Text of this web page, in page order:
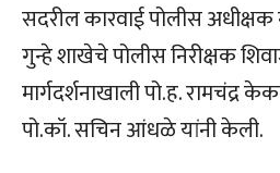
सदरील कारवाई पोलीस
गुन्हे शाखेचे पोलीस निरीक्षक
मार्गदर्शनाखाली पो.ह. रामचंद्र
पो.कॉ. सचिन आंधळे यांनी केली.